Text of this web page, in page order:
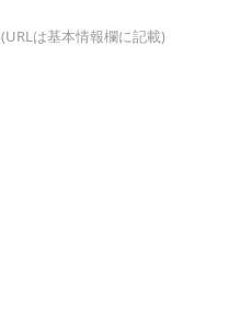
は基本情報欄に記載)